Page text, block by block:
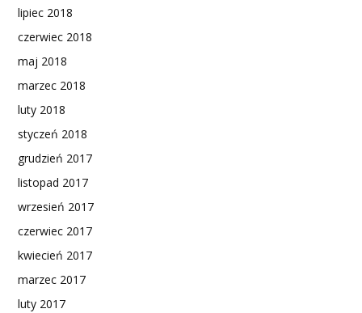
lipiec 2018
czerwiec 2018
maj 2018
marzec 2018
luty 2018
styczeń 2018
grudzień 2017
listopad 2017
wrzesień 2017
czerwiec 2017
kwiecień 2017
marzec 2017
luty 2017